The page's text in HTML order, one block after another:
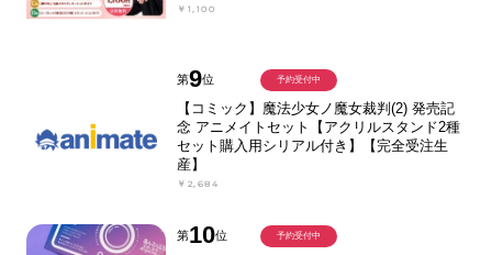
￥1,100
第9位
【コミック】魔法少女ノ魔女裁判(2) 発売記
念 アニメイトセット【アクリルスタンド2種
セット購入用シリアル付き】【完全受注生
産】
￥2,684
予約受付中
第10位 予約受付中